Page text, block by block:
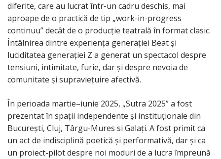
diferite, care au lucrat într-un cadru deschis, mai
aproape de o practică de tip „work-in-progress
continuu” decât de o producție teatrală în format clasic.
Întâlnirea dintre experiența generației Beat și
luciditatea generației Z a generat un spectacol despre
tensiuni, intimitate, furie, dar și despre nevoia de
comunitate și supraviețuire afectivă.
În perioada martie–iunie 2025, „Sutra 2025” a fost
prezentat în spații independente și instituționale din
București, Cluj, Târgu-Mures si Galați. A fost primit ca
un act de indisciplină poetică și performativă, dar și ca
un proiect-pilot despre noi moduri de a lucra împreună